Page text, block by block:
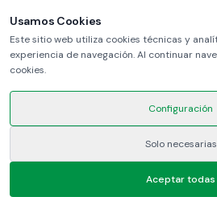
Usamos Cookies
Este sitio web utiliza cookies técnicas y
experiencia de navegación. Al continuar
cookies.
Configuración
Solo necesarias
Aceptar todas